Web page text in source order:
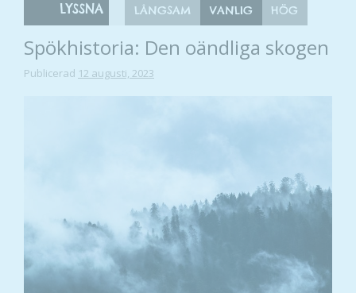
LYSSNA LÅNGSAM VANLIG HÖG
Spökhistoria: Den oändliga skogen
Publicerad 12 augusti, 2023